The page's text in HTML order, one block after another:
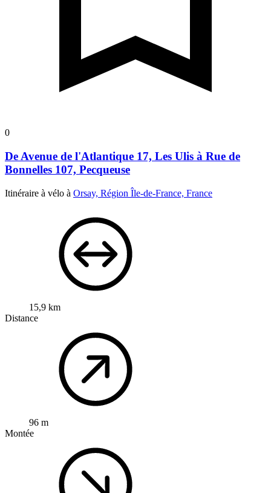
0
De Avenue de l'Atlantique 17, Les Ulis à Rue de
Bonnelles 107, Pecqueuse
Itinéraire à vélo à Orsay, Région Île-de-France, France
15,9 km
Distance
96 m
Montée